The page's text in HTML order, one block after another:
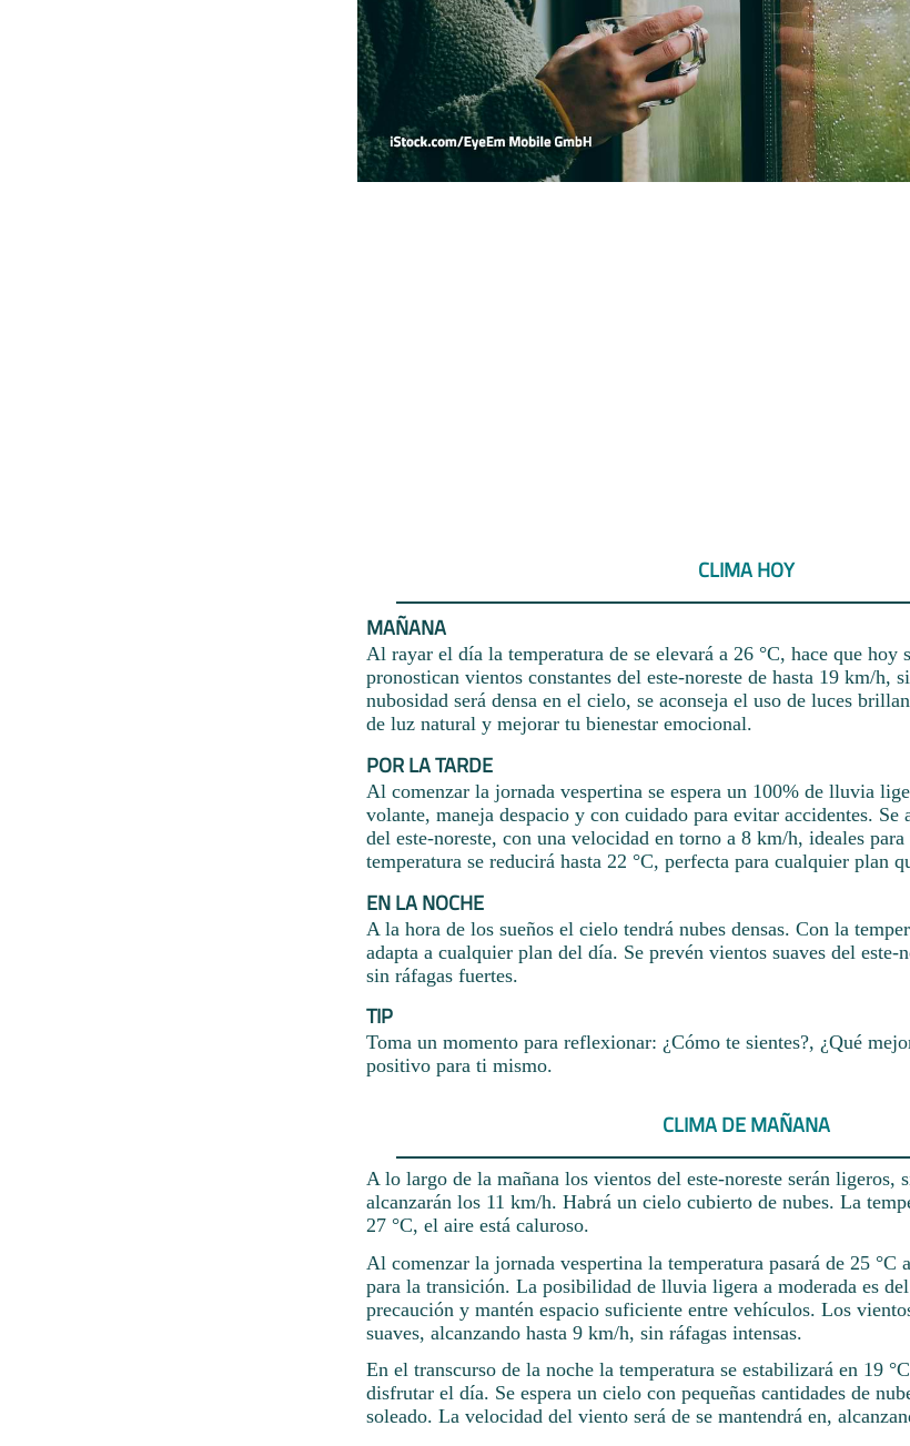
CLIMA HOY
MAÑANA
Al rayar el día la temperatura de se elevará a 26 °C, hace que hoy
pronostican vientos constantes del este-noreste de hasta 19 km/h,
nubosidad será densa en el cielo, se aconseja el uso de luces
de luz natural y mejorar tu bienestar emocional.
POR LA TARDE
Al comenzar la jornada vespertina se espera un 100% de lluvia
volante, maneja despacio y con cuidado para evitar accidentes.
del este-noreste, con una velocidad en torno a 8 km/h, ideales
temperatura se reducirá hasta 22 °C, perfecta para cualquier plan
EN LA NOCHE
A la hora de los sueños el cielo tendrá nubes densas. Con la
adapta a cualquier plan del día. Se prevén vientos suaves del este-
sin ráfagas fuertes.
TIP
Toma un momento para reflexionar: ¿Cómo te sientes?, ¿Qué
positivo para ti mismo.
CLIMA DE MAÑANA
A lo largo de la mañana los vientos del este-noreste serán ligeros,
alcanzarán los 11 km/h. Habrá un cielo cubierto de nubes. La
27 °C, el aire está caluroso.
Al comenzar la jornada vespertina la temperatura pasará de 25 °C
para la transición. La posibilidad de lluvia ligera a moderada es
precaución y mantén espacio suficiente entre vehículos. Los
suaves, alcanzando hasta 9 km/h, sin ráfagas intensas.
En el transcurso de la noche la temperatura se estabilizará en 19
disfrutar el día. Se espera un cielo con pequeñas cantidades de
soleado. La velocidad del viento será de se mantendrá en,